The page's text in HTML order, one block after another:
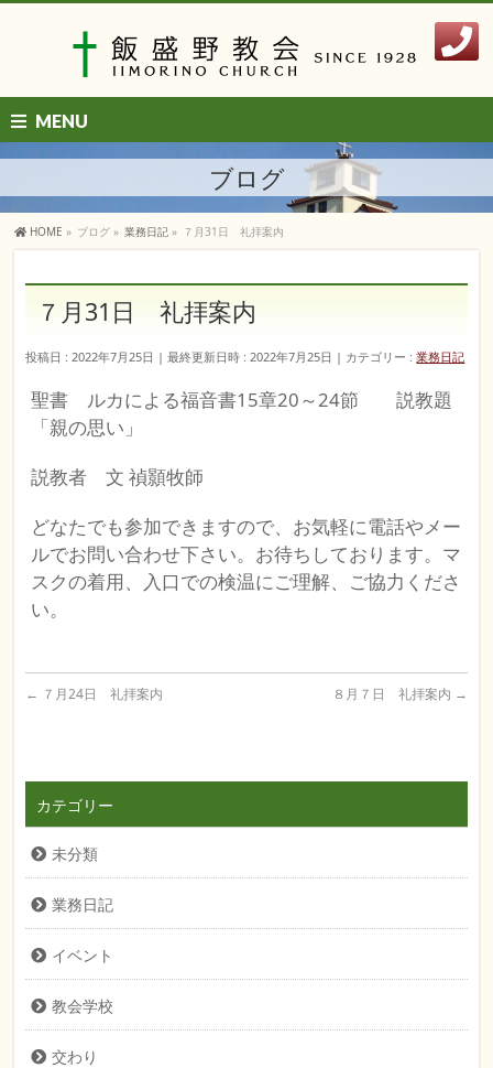
MENU
ブログ
HOME » ブログ » 業務日記 » ７月31日 礼拝案内
７月31日 礼拝案内
投稿日 : 2022年7月25日 最終更新日時 : 2022年7月25日 カテゴリー :業務日記
聖書 ルカによる福音書15章20～24節 説教題
「親の思い」
説教者 文 禎顥牧師
どなたでも参加できますので、お気軽に電話やメー
ルでお問い合わせ下さい。お待ちしております。マ
スクの着用、入口での検温にご理解、ご協力くださ
い。
← ７月24日 礼拝案内 ８月７日 礼拝案内 →
カテゴリー
未分類
業務日記
イベント
教会学校
交わり